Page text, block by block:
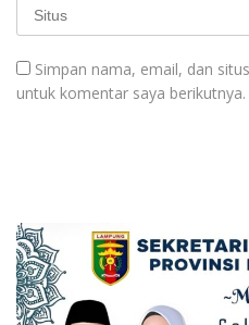
Simpan nama, email, dan
untuk komentar saya berikutnya.